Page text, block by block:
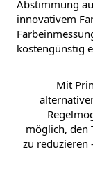
Abstimmung
innovativem
kostengünstig
Mit
möglich, den
zu reduzieren